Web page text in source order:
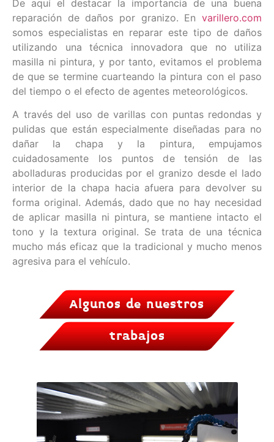
De aquí el destacar la importancia de una buena
reparación de daños por granizo. En varillero.com
somos especialistas en reparar este tipo de daños
utilizando una técnica innovadora que no utiliza
masilla ni pintura, y por tanto, evitamos el problema
de que se termine cuarteando la pintura con el paso
del tiempo o el efecto de agentes meteorológicos.
A través del uso de varillas con puntas redondas y
pulidas que están especialmente diseñadas para no
dañar la chapa y la pintura, empujamos
cuidadosamente los puntos de tensión de las
abolladuras producidas por el granizo desde el lado
interior de la chapa hacia afuera para devolver su
forma original. Además, dado que no hay necesidad
de aplicar masilla ni pintura, se mantiene intacto el
tono y la textura original. Se trata de una técnica
mucho más eficaz que la tradicional y mucho menos
agresiva para el vehículo.
Algunos de nuestros
trabajos